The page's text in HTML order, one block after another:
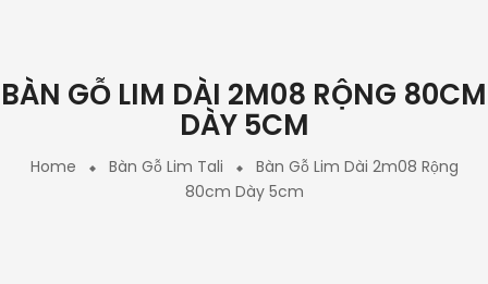
BÀN GỖ LIM DÀI 2M08 RỘNG 80CM
DÀY 5CM
Home Bàn Gỗ Lim Tali
Bàn Gỗ Lim Dài 2m08 Rộng
80cm Dày 5cm